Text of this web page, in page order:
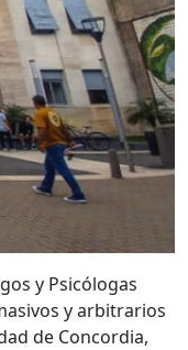
y Psicólogas
y arbitrarios
de Concordia,